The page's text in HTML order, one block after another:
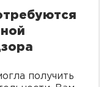
получить